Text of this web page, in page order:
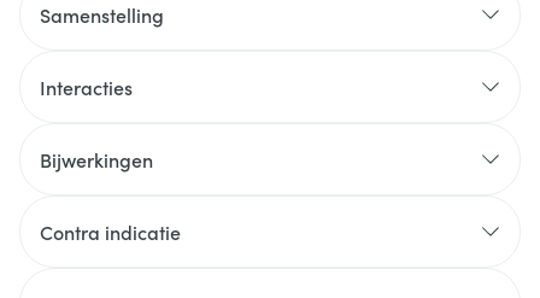
Samenstelling
Interacties
Bijwerkingen
Contra indicatie